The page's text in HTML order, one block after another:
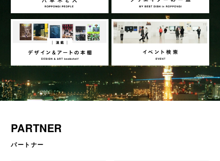
PARTNER
パートナー